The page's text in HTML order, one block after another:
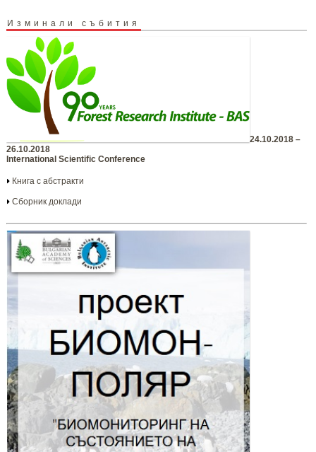
Изминали събития
24.10.2018 –
26.10.2018
International Scientific Conference
Книга с абстракти
Сборник доклади